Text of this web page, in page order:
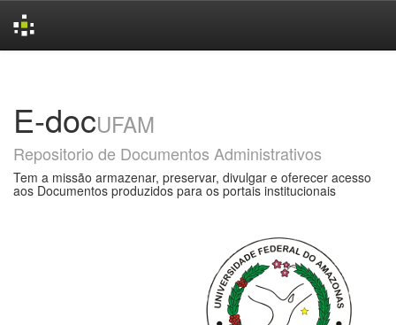
E-docUFAM
Repositorio de Documentos Administrativos
Tem a missão armazenar, preservar, divulgar e oferecer acesso
aos Documentos produzidos para os portais institucionais